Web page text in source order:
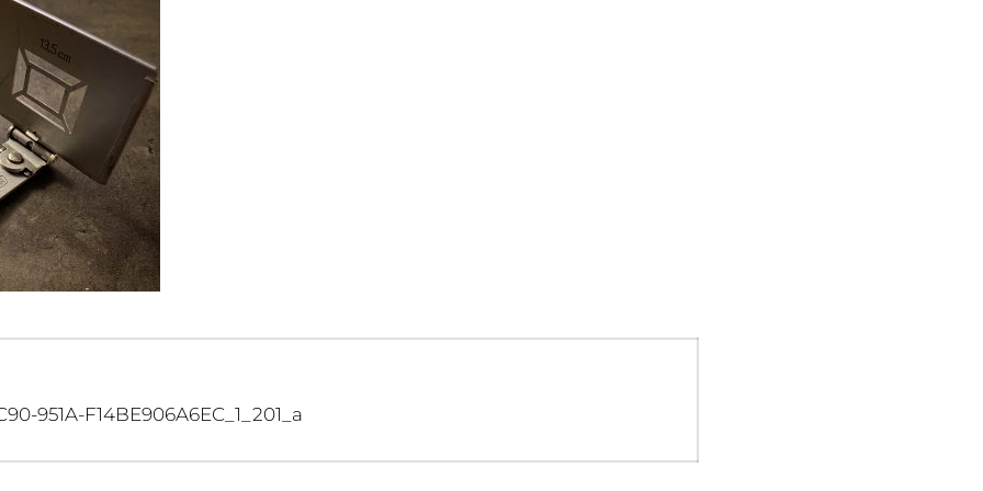
951A-F14BE906A6EC_1_201_a